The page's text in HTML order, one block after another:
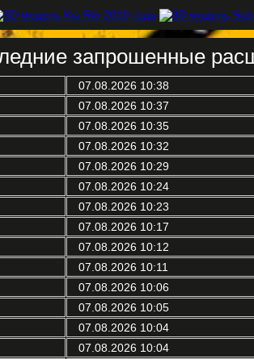
запрошенные
07.08.2026 10:38
07.08.2026 10:37
07.08.2026 10:35
07.08.2026 10:32
07.08.2026 10:29
07.08.2026 10:24
07.08.2026 10:23
07.08.2026 10:17
07.08.2026 10:12
07.08.2026 10:11
07.08.2026 10:06
07.08.2026 10:05
07.08.2026 10:04
07.08.2026 10:04